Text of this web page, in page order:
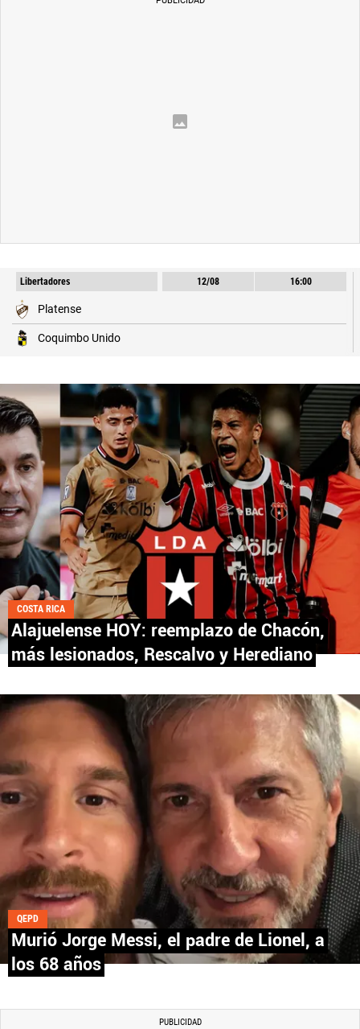
Términos y Condiciones
Políticas de Privacidad
Política Editorial
Ad Choices
Fútbol Centroamérica, al igual que Futbol Sites, es
una compañía perteneciente a Better Collective.
Todos los derechos reservados.
Libertadores 12/08 16:00
Platense
Coquimbo Unido
COSTA RICA
Alajuelense HOY: reemplazo de Chacón,
más lesionados, Rescalvo y Herediano
QEPD
Murió Jorge Messi, el padre de Lionel, a
los 68 años